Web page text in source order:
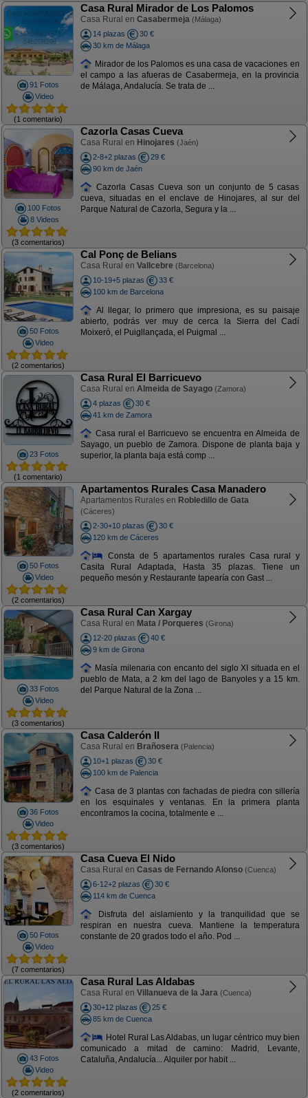
91 Fotos
Video
(1 comentario)
Casa Rural Mirador de Los Palomos
Casa Rural en Casabermeja (Málaga)
14 plazas
30 €
30 km de Málaga
Mirador de los Palomos es una casa de vacaciones en
el campo a las afueras de Casabermeja, en la provincia
de Málaga, Andalucía. Se trata de ...
100 Fotos
8 Videos
(3 comentarios)
Cazorla Casas Cueva
Casa Rural en Hinojares (Jaén)
2-8+2 plazas
29 €
90 km de Jaén
Cazorla Casas Cueva son un conjunto de 5 casas
cueva, situadas en el enclave de Hinojares, al sur del
Parque Natural de Cazorla, Segura y la ...
50 Fotos
Video
(2 comentarios)
Cal Ponç de Belians
Casa Rural en Vallcebre (Barcelona)
10-19+5 plazas
33 €
100 km de Barcelona
Al llegar, lo primero que impresiona, es su paisaje
abierto, podrás ver muy de cerca la Sierra del Cadí
Moixeró, el Puigllançada, el Puigmal ...
23 Fotos
(1 comentario)
Casa Rural El Barricuevo
Casa Rural en Almeida de Sayago (Zamora)
4 plazas
30 €
41 km de Zamora
Casa rural el Barricuevo se encuentra en Almeida de
Sayago, un pueblo de Zamora. Dispone de planta baja y
superior, la planta baja está comp ...
50 Fotos
Video
(2 comentarios)
Apartamentos Rurales Casa Manadero
Apartamentos Rurales en Robledillo de Gata
(Cáceres)
2-30+10 plazas
30 €
120 km de Cáceres
Consta de 5 apartamentos rurales Casa rural y
Casita Rural Adaptada, Hasta 35 plazas. Tiene un
pequeño mesón y Restaurante tapearía con Gast ...
33 Fotos
Video
(3 comentarios)
Casa Rural Can Xargay
Casa Rural en Mata / Porqueres (Girona)
12-20 plazas
40 €
9 km de Girona
Masía milenaria con encanto del siglo XI situada en el
pueblo de Mata, a 2 km del lago de Banyoles y a 15 km.
del Parque Natural de la Zona ...
36 Fotos
Video
(3 comentarios)
Casa Calderón II
Casa Rural en Brañosera (Palencia)
10+1 plazas
30 €
100 km de Palencia
Casa de 3 plantas con fachadas de piedra con sillería
en los esquinales y ventanas. En la primera planta
encontramos la cocina, totalmente e ...
50 Fotos
Video
(7 comentarios)
Casa Cueva El Nido
Casa Rural en Casas de Fernando Alonso (Cuenca)
6-12+2 plazas
30 €
114 km de Cuenca
Disfruta del aislamiento y la tranquilidad que se
respiran en nuestra cueva. Mantiene la temperatura
constante de 20 grados todo el año. Pod ...
43 Fotos
Video
(2 comentarios)
Casa Rural Las Aldabas
Casa Rural en Villanueva de la Jara (Cuenca)
30+12 plazas
25 €
85 km de Cuenca
Hotel Rural Las Aldabas, un lugar céntrico muy bien
comunicado a mitad de camino: Madrid, Levante,
Cataluña, Andalucía... Alquiler por habit ...